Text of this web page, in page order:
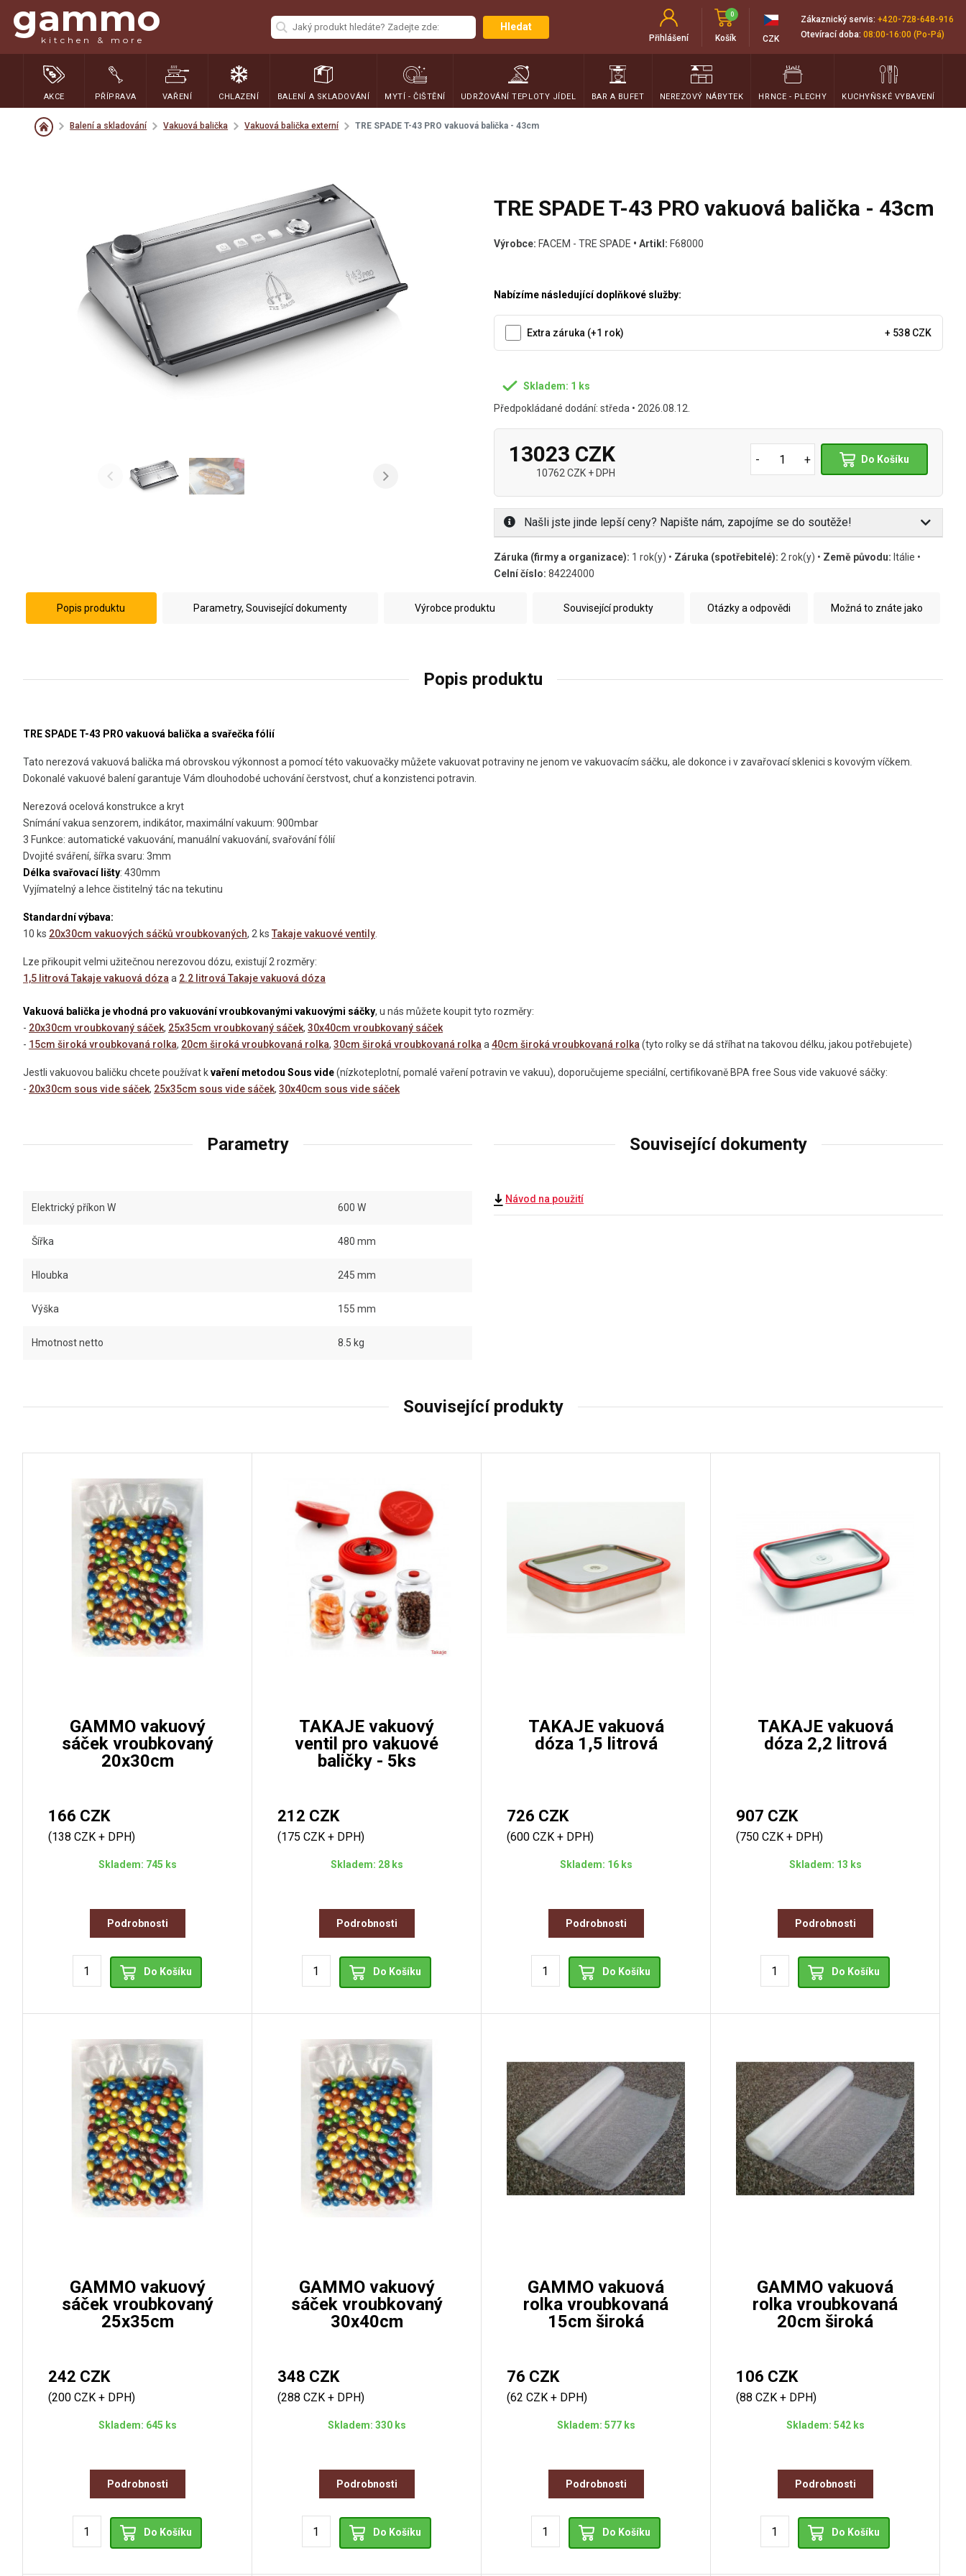
gammo
kitchen & more
Hledat
Přihlášení Košík
0
CZK
Zákaznický servis: +420-728-648-916
Otevírací doba: 08:00-16:00 (Po-Pá)
AKCE PŘÍPRAVA VAŘENÍ CHLAZENÍ BALENÍ A SKLADOVÁNÍ MYTÍ - ČIŠTĚNÍ UDRŽOVÁNÍ TEPLOTY JÍDEL BAR A BUFET NEREZOVÝ NÁBYTEK HRNCE - PLECHY KUCHYŇSKÉ VYBAVENÍ
Balení a skladování Vakuová balička Vakuová balička externí TRE SPADE T-43 PRO vakuová balička - 43cm
TRE SPADE T-43 PRO vakuová balička - 43cm
Výrobce: FACEM - TRE SPADE • Artikl: F68000
Nabízíme následující doplňkové služby:
Extra záruka (+1 rok) + 538 CZK
Skladem: 1 ks
Předpokládané dodání: středa • 2026.08.12.
13023 CZK
10762 CZK + DPH
- + Do Košíku
Našli jste jinde lepší ceny? Napište nám, zapojíme se do soutěže!
Záruka (firmy a organizace): 1 rok(y) • Záruka (spotřebitelé): 2 rok(y) • Země původu: Itálie •
Celní číslo: 84224000
Popis produktu Parametry, Související dokumenty Výrobce produktu Související produkty Otázky a odpovědi Možná to znáte jako
Popis produktu
TRE SPADE T-43 PRO vakuová balička a svařečka fólií
Tato nerezová vakuová balička má obrovskou výkonnost a pomocí této vakuovačky můžete vakuovat potraviny ne jenom ve vakuovacím sáčku, ale dokonce i v zavařovací sklenici s kovovým víčkem.
Dokonalé vakuové balení garantuje Vám dlouhodobé uchování čerstvost, chuť a konzistenci potravin.
Nerezová ocelová konstrukce a kryt
Snímání vakua senzorem, indikátor, maximální vakuum: 900mbar
3 Funkce: automatické vakuování, manuální vakuování, svařování fólií
Dvojité sváření, šířka svaru: 3mm
Délka svařovací lišty: 430mm
Vyjímatelný a lehce čistitelný tác na tekutinu
Standardní výbava:
10 ks 20x30cm vakuových sáčků vroubkovaných, 2 ks Takaje vakuové ventily.
Lze přikoupit velmi užitečnou nerezovou dózu, existují 2 rozměry:
1,5 litrová Takaje vakuová dózaa 2.2 litrová Takaje vakuová dóza
Vakuová balička je vhodná pro vakuování vroubkovanými vakuovými sáčky, u nás můžete koupit tyto rozměry:
- 20x30cm vroubkovaný sáček, 25x35cm vroubkovaný sáček, 30x40cm vroubkovaný sáček
- 15cm široká vroubkovaná rolka, 20cm široká vroubkovaná rolka, 30cm široká vroubkovaná rolkaa40cm široká vroubkovaná rolka(tyto rolky se dá stříhat na takovou délku, jakou potřebujete)
Jestli vakuovou baličku chcete používat kvaření metodou Sous vide(nízkoteplotní, pomalé vaření potravin ve vakuu), doporučujeme speciální, certifikovaně BPA free Sous vide vakuové sáčky:
- 20x30cm sous vide sáček, 25x35cm sous vide sáček, 30x40cm sous vide sáček
Parametry
Elektrický příkon W 600 W
Šířka 480 mm
Hloubka 245 mm
Výška 155 mm
Hmotnost netto 8.5 kg
Související dokumenty
Návod na použití
Související produkty
GAMMO vakuový
sáček vroubkovaný
20x30cm
166 CZK
(138 CZK + DPH)
Skladem: 745 ks
Podrobnosti
Do Košíku
TAKAJE vakuový
ventil pro vakuové
baličky - 5ks
212 CZK
(175 CZK + DPH)
Skladem: 28 ks
Podrobnosti
Do Košíku
TAKAJE vakuová
dóza 1,5 litrová
726 CZK
(600 CZK + DPH)
Skladem: 16 ks
Podrobnosti
Do Košíku
TAKAJE vakuová
dóza 2,2 litrová
907 CZK
(750 CZK + DPH)
Skladem: 13 ks
Podrobnosti
Do Košíku
GAMMO vakuový
sáček vroubkovaný
25x35cm
242 CZK
(200 CZK + DPH)
Skladem: 645 ks
Podrobnosti
Do Košíku
GAMMO vakuový
sáček vroubkovaný
30x40cm
348 CZK
(288 CZK + DPH)
Skladem: 330 ks
Podrobnosti
Do Košíku
GAMMO vakuová
rolka vroubkovaná
15cm široká
76 CZK
(62 CZK + DPH)
Skladem: 577 ks
Podrobnosti
Do Košíku
GAMMO vakuová
rolka vroubkovaná
20cm široká
106 CZK
(88 CZK + DPH)
Skladem: 542 ks
Podrobnosti
Do Košíku